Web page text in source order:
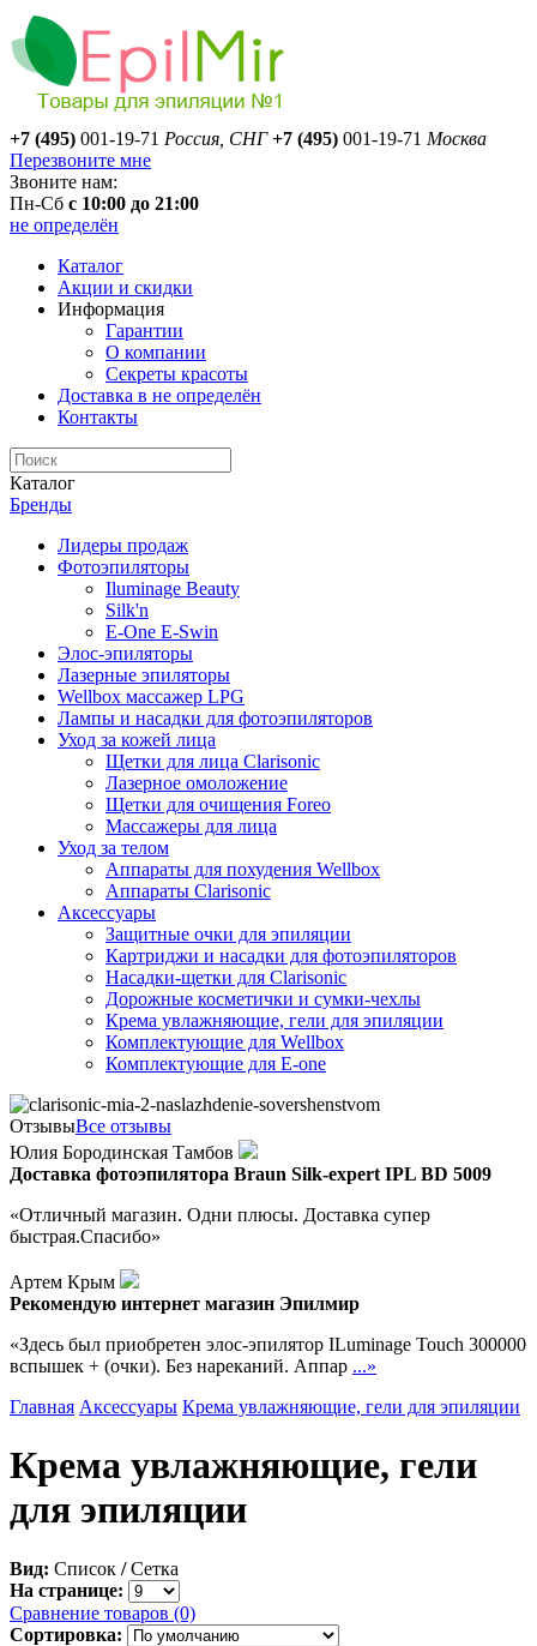
+7 (495) 001-19-71 Россия, СНГ +7 (495) 001-19-71 Москва
Перезвоните мне
Звоните нам:
Пн-Сб с 10:00 до 21:00
не определён
Каталог
Акции и скидки
Информация
Гарантии
О компании
Секреты красоты
Доставка в не определён
Контакты
Каталог
Бренды
Лидеры продаж
Фотоэпиляторы
Iluminage Beauty
Silk'n
E-One E-Swin
Элос-эпиляторы
Лазерные эпиляторы
Wellbox массажер LPG
Лампы и насадки для фотоэпиляторов
Уход за кожей лица
Щетки для лица Clarisonic
Лазерное омоложение
Щетки для очищения Foreo
Массажеры для лица
Уход за телом
Аппараты для похудения Wellbox
Аппараты Clarisonic
Аксессуары
Защитные очки для эпиляции
Картриджи и насадки для фотоэпиляторов
Насадки-щетки для Clarisonic
Дорожные косметички и сумки-чехлы
Крема увлажняющие, гели для эпиляции
Комплектующие для Wellbox
Комплектующие для E-one
ОтзывыВсе отзывы
Юлия Бородинская Тамбов
Доставка фотоэпилятора Braun Silk-expert IPL BD 5009
«Отличный магазин. Одни плюсы. Доставка супер
быстрая.Спасибо»
Артем Крым
Рекомендую интернет магазин Эпилмир
«Здесь был приобретен элос-эпилятор ILuminage Touch 300000
вспышек + (очки). Без нареканий. Аппар ...»
Главная Аксессуары Крема увлажняющие, гели для эпиляции
Крема увлажняющие, гели
для эпиляции
Вид: Список / Сетка
На странице:
Сравнение товаров (0)
Сортировка: